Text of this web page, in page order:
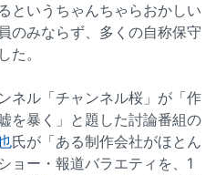
というちゃんちゃらおかしい
のみならず、多くの自称保守
た。
ネル「チャンネル桜」が「作
を暴く」と題した討論番組の
氏が「ある制作会社がほとん
ョー・報道バラエティを、1